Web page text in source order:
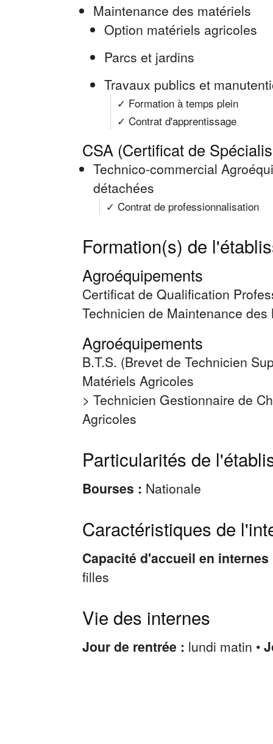
Maintenance des matériels
Option matériels agricoles
Parcs et jardins
Travaux publics et
✓ Formation à temps plein
✓ Contrat d'apprentissage
CSA (Certificat de
Technico-commercial
détachées
✓ Contrat de professionnalisation
Formation(s) de
Agroéquipements
Certificat de Qualification
Technicien de Maintenance
Agroéquipements
B.T.S. (Brevet de Technicien
Matériels Agricoles
> Technicien Gestionnaire de
Agricoles
Particularités de
Bourses : Nationale
Caractéristiques de
Capacité d'accueil en
filles
Vie des internes
Jour de rentrée : lundi matin •